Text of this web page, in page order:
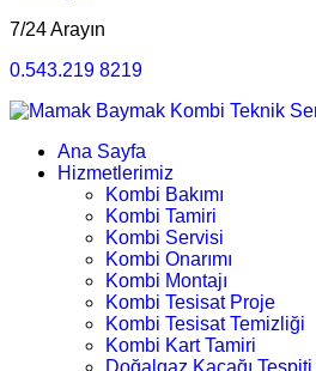
7/24 Arayın
0.543.219 8219
Ana Sayfa
Hizmetlerimiz
Kombi Bakımı
Kombi Tamiri
Kombi Servisi
Kombi Onarımı
Kombi Montajı
Kombi Tesisat Proje
Kombi Tesisat Temizliği
Kombi Kart Tamiri
Doğalgaz Kaçağı Tespiti